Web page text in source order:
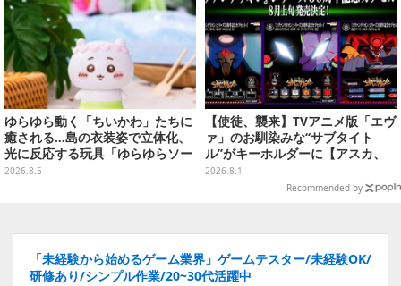
ゆらゆら動く「ちいかわ」たちに
癒される…島の衣装姿で立体化、
光に反応する玩具「ゆらゆらソー
ラー」全8種が全国アミューズメ
2026.8.5
【使徒、襲来】TVアニメ版「エヴ
ァ」のお馴染みな“サブタイト
ル”がキーホルダーに【アスカ、
来日】
2026.8.1
Recommended by
「未経験から始めるゲーム業界」ゲームテスター/未経験OK/
研修あり/シンプル作業/20~30代活躍中